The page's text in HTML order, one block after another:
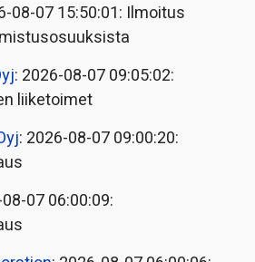
08-07 15:50:01: Ilmoitus
: 2026-08-07 09:05:02:
liiketoimet
: 2026-08-07 09:00:20:
07 06:00:09: